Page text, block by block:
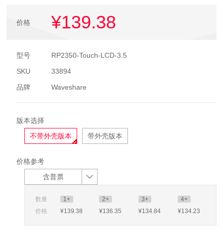
价格 ¥139.38
型号
RP2350-Touch-LCD-3.5
SKU
33894
品牌
Waveshare
版本选择
不带外壳版本
带外壳版本
价格参考
含普票
数量 1+ 2+ 3+
4+
价格
¥139.38 ¥136.35 ¥134.84 ¥134.23